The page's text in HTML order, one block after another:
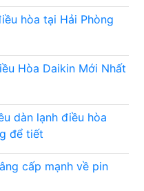
hòa tại Hải Phòng
Hòa Daikin Mới Nhất
dàn lạnh điều hòa
để tiết
cấp mạnh về pin